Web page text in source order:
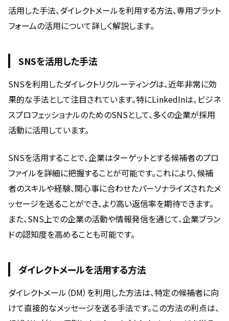
活用した手法、ダイレクトメールを利用する方法、専用プラット
フォームの活用について詳しく解説します。
SNSを活用した手法
SNSを利用したダイレクトリクルーティングは、近年非常に効
果的な手法として注目されています。特にLinkedInは、ビジネ
スプロフェッショナルのためのSNSとして、多くの企業が採用
活動に活用しています。
SNSを活用することで、企業はターゲットとする候補者のプロ
ファイルを詳細に把握することが可能です。これにより、候補
者のスキルや経験、関心事に合わせたパーソナライズされたメ
ッセージを送ることができ、より高い返信率を期待できます。
また、SNS上での企業の活動や情報発信を通じて、企業ブラン
ドの認知度を高めることも可能です。
ダイレクトメールを活用する方法
ダイレクトメール（DM）を利用した方法は、特定の候補者に向
けて直接的なメッセージを送る手法です。この方法の利点は、